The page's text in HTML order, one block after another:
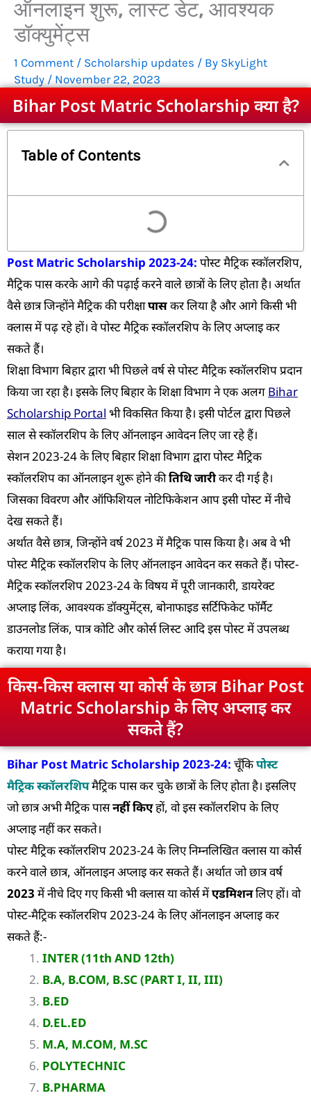
ऑनलाइन शुरू, लास्ट डेट, आवश्यक
डॉक्युमेंट्स
1 Comment / Scholarship updates / By SkyLight
Study / November 22, 2023
Bihar Post Matric Scholarship क्या है?
Table of Contents
Post Matric Scholarship 2023-24: पोस्ट मैट्रिक स्कॉलरशिप,
मैट्रिक पास करके आगे की पढ़ाई करने वाले छात्रों के लिए होता है। अर्थात
वैसे छात्र जिन्होंने मैट्रिक की परीक्षापासकर लिया है और आगे किसी भी
क्लास में पढ़ रहे हों। वे पोस्ट मैट्रिक स्कॉलरशिप के लिए अप्लाइ कर
सकते हैं।
शिक्षा विभाग बिहार द्वारा भी पिछले वर्ष से पोस्ट मैट्रिक स्कॉलरशिप प्रदान
किया जा रहा है। इसके लिए बिहार के शिक्षा विभाग ने एक अलग Bihar
Scholarship Portal भी विकसित किया है। इसी पोर्टल द्वारा पिछले
साल से स्कॉलरशिप के लिए ऑनलाइन आवेदन लिए जा रहे हैं।
सेशन 2023-24 के लिए बिहार शिक्षा विभाग द्वारा पोस्ट मैट्रिक
स्कॉलरशिप का ऑनलाइन शुरू होने कीतिथि जारीकर दी गई है।
जिसका विवरण और ऑफिशियल नोटिफिकेशन आप इसी पोस्ट में नीचे
देख सकते हैं।
अर्थात वैसे छात्र, जिन्होंने वर्ष 2023 में मैट्रिक पास किया है। अब वे भी
पोस्ट मैट्रिक स्कॉलरशिप के लिए ऑनलाइन आवेदन कर सकते हैं। पोस्ट-
मैट्रिक स्कॉलरशिप 2023-24 के विषय में पूरी जानकारी, डायरेक्ट
अप्लाइ लिंक, आवश्यक डॉक्युमेंट्स, बोनाफाइड सर्टिफिकेट फॉर्मैट
डाउनलोड लिंक, पात्र कोटि और कोर्स लिस्ट आदि इस पोस्ट में उपलब्ध
कराया गया है।
किस-किस क्लास या कोर्स के छात्र Bihar Post
Matric Scholarship के लिए अप्लाइ कर
सकते हैं?
Bihar Post Matric Scholarship 2023-24: चूँकिपोस्ट
मैट्रिक स्कॉलरशिपमैट्रिक पास कर चुके छात्रों के लिए होता है। इसलिए
जो छात्र अभी मैट्रिक पासनहीं किएहों, वो इस स्कॉलरशिप के लिए
अप्लाइ नहीं कर सकते।
पोस्ट मैट्रिक स्कॉलरशिप 2023-24 के लिए निम्नलिखित क्लास या कोर्स
करने वाले छात्र, ऑनलाइन अप्लाइ कर सकते हैं। अर्थात जो छात्र वर्ष
2023 में नीचे दिए गए किसी भी क्लास या कोर्स मेंएडमिशनलिए हों। वो
पोस्ट-मैट्रिक स्कॉलरशिप 2023-24 के लिए ऑनलाइन अप्लाइ कर
सकते हैं:-
INTER (11th AND 12th)
B.A, B.COM, B.SC (PART I, II, III)
B.ED
D.EL.ED
M.A, M.COM, M.SC
POLYTECHNIC
B.PHARMA